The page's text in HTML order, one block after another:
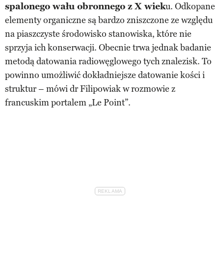
spalonego wału obronnego z X wieku. Odkopane
elementy organiczne są bardzo zniszczone ze względu
na piaszczyste środowisko stanowiska, które nie
sprzyja ich konserwacji. Obecnie trwa jednak badanie
metodą datowania radiowęglowego tych znalezisk. To
powinno umożliwić dokładniejsze datowanie kości i
struktur – mówi dr Filipowiak w rozmowie z
francuskim portalem „Le Point”.